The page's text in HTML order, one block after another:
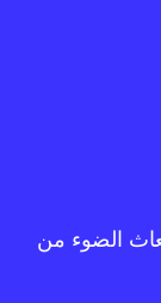
الضوء من